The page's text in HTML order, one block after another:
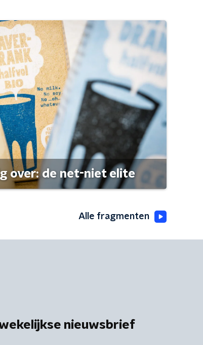
over: de net-niet elite
Alle fragmenten
nieuwsbrief